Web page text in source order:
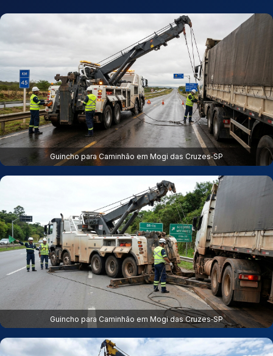
Guincho para Caminhão em Mogi das Cruzes‑SP
Guincho para Caminhão em Mogi das Cruzes‑SP